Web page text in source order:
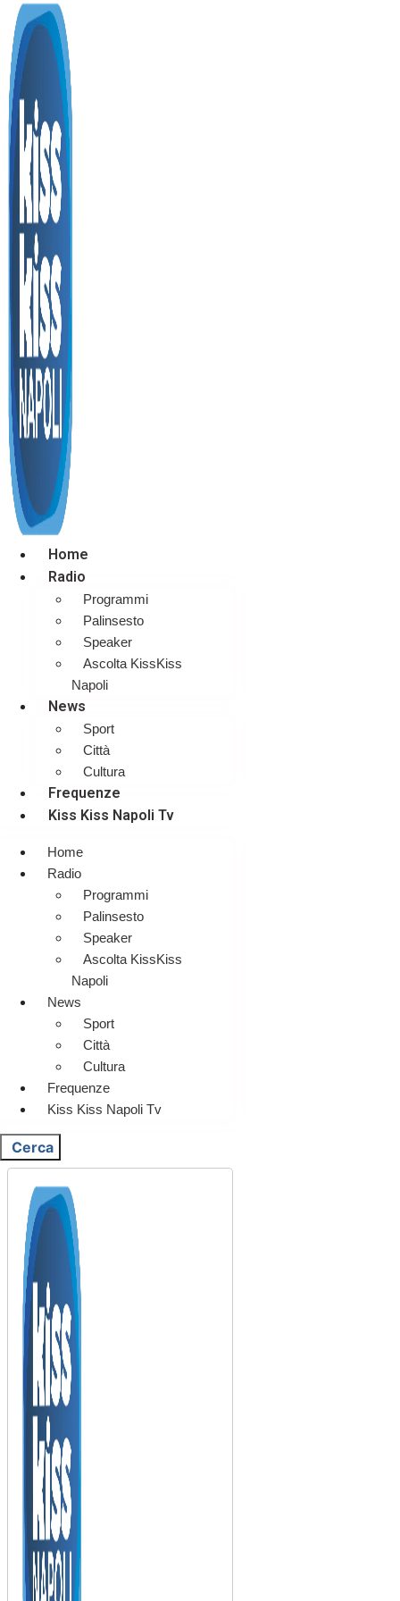
Home
Radio
Programmi
Palinsesto
Speaker
Ascolta KissKiss
Napoli
News
Sport
Città
Cultura
Frequenze
Kiss Kiss Napoli Tv
Home
Radio
Programmi
Palinsesto
Speaker
Ascolta KissKiss
Napoli
News
Sport
Città
Cultura
Frequenze
Kiss Kiss Napoli Tv
Cerca